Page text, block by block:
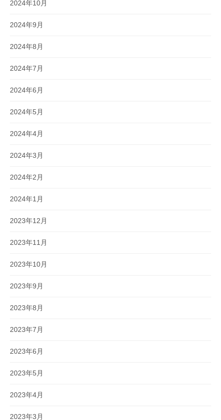
2024年10月
2024年9月
2024年8月
2024年7月
2024年6月
2024年5月
2024年4月
2024年3月
2024年2月
2024年1月
2023年12月
2023年11月
2023年10月
2023年9月
2023年8月
2023年7月
2023年6月
2023年5月
2023年4月
2023年3月